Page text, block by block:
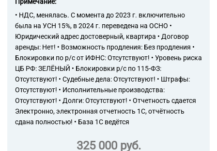
81.10 Деятельность по
комплексному обслуживанию
помещений
81.21 Деятельность по общей
уборке зданий
81.22 Деятельность по чистке
и уборке жилых зданий и
нежилых помещений прочая
81.29 Деятельность по чистке
и уборке прочая
81.30 Деятельность по
благоустройству ландшафта
коммерческих и
• НДС, менялась. С момента до 2023 г. включительно
была на УСН 15%, в 2024 г. переведена на ОСНО •
Юридический адрес достоверный, квартира • Договор
аренды: Нет! • Возможность продления: Без продления •
Блокировки по р/с от ИФНС: Отсутствуют! • Уровень риска
ЦБ РФ: ЗЕЛЁНЫЙ • Блокировки р/с по 115-ФЗ:
Отсутствуют! • Судебные дела: Отсутствуют! • Штрафы:
Отсутствуют! • Исполнительные производства:
Отсутствуют! • Долги: Отсутствуют! • Отчетность сдается
Электронно, электронная отчетность 1С, отчётность
сдана полностью! • База 1С ведётся
325 000 руб.